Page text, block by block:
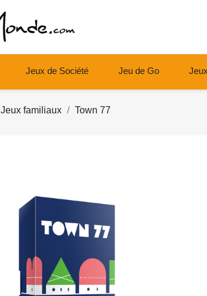
Jeux de Société Jeu de Go
Jeux familiaux Town 77